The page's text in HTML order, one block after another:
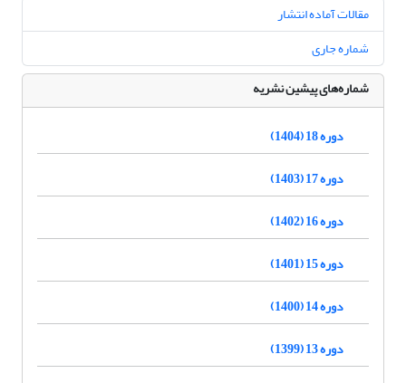
مقالات آماده انتشار
شماره جاری
شماره‌های پیشین نشریه
دوره 18 (1404)
دوره 17 (1403)
دوره 16 (1402)
دوره 15 (1401)
دوره 14 (1400)
دوره 13 (1399)